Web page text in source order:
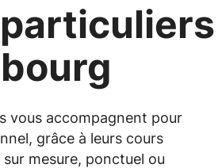
vous accompagnent pour
grâce à leurs cours
mesure, ponctuel ou